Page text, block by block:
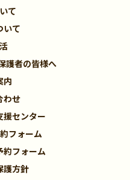
て
いて
護者の皆様へ
内
わせ
援センター
フォーム
約フォーム
護方針